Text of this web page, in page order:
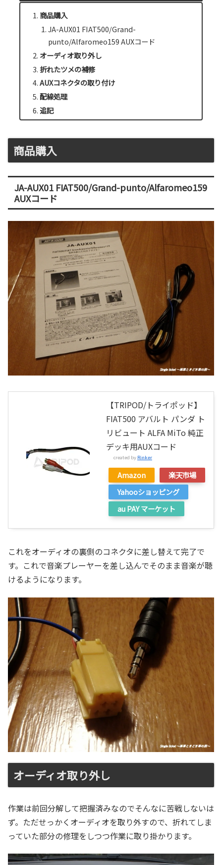
商品購入
JA-AUX01 FIAT500/Grand-
punto/Alfaromeo159 AUXコード
オーディオ取り外し
折れたツメの補修
AUXコネクタの取り付け
配線処理
追記
商品購入
JA-AUX01 FIAT500/Grand-punto/Alfaromeo159
AUXコード
【TRIPOD/トライポッド】
FIAT500 アバルト パンダ ト
リビュート ALFA MiTo 純正
デッキ用AUXコード
created by Rinker
Amazon
楽天市場
Yahooショッピング
au PAY マーケット
これをオーディオの裏側のコネクタに差し替えて完了で
す。これで音楽プレーヤーを差し込んでそのまま音楽が聴
けるようになります。
オーディオ取り外し
作業は前回分解して把握済みなのでそんなに苦戦しないは
ず。ただせっかくオーディオを取り外すので、折れてしま
っていた部分の修理をしつつ作業に取り掛かります。